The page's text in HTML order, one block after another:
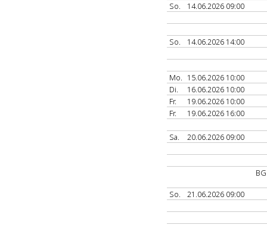
So.
14.06.2026 09:00
So. 14.06.2026 14:00
Mo. 15.06.2026 10:00
Di.
16.06.2026 10:00
Fr.
19.06.2026 10:00
Fr.
19.06.2026 16:00
Sa. 20.06.2026 09:00
So.
21.06.2026 09:00